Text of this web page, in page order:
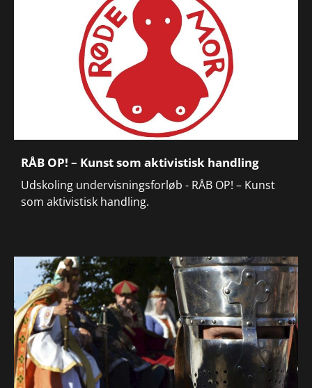
RÅB OP! – Kunst som aktivistisk handling
Udskoling undervisningsforløb - RÅB OP! – Kunst
som aktivistisk handling.